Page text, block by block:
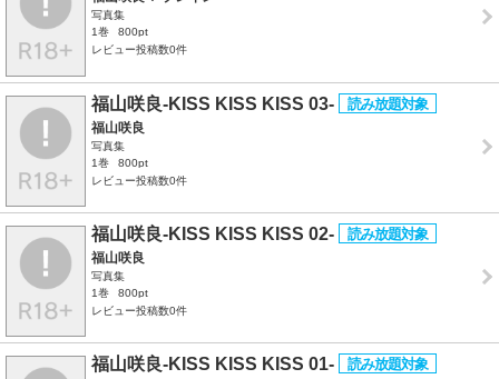
写真集
1巻
800pt
レビュー投稿数0件
福山咲良-KISS KISS KISS 03-
福山咲良
写真集
1巻
800pt
レビュー投稿数0件
福山咲良-KISS KISS KISS 02-
福山咲良
写真集
1巻
800pt
レビュー投稿数0件
福山咲良-KISS KISS KISS 01-